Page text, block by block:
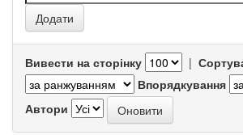
Вивести на сторінку |
Впорядкування
Автори